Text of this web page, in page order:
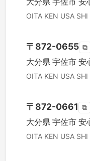
OITA KEN USA SHI
〒 872-0655 ⧉
大分県 宇佐市 安
OITA KEN USA SHI
〒 872-0661 ⧉
大分県 宇佐市 安
OITA KEN USA SHI